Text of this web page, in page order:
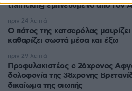
trafficking εμπνευσμένο από τον
Ο πάτος της κατσαρόλας μαυρίζει
καθαρίζει σωστά μέσα και έξω
πριν 24 λεπτά
Προφυλακιστέος ο 26χρονος
δολοφονία της 38χρονης
δικαίωμα της σιωπής
πριν 29 λεπτά